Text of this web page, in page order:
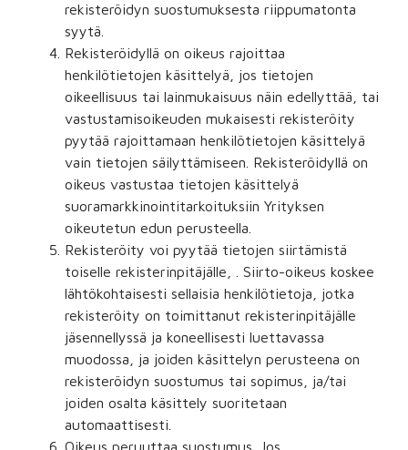
rekisteröidyn suostumuksesta riippumatonta
syytä.
Rekisteröidyllä on oikeus rajoittaa
henkilötietojen käsittelyä, jos tietojen
oikeellisuus tai lainmukaisuus näin edellyttää, tai
vastustamisoikeuden mukaisesti rekisteröity
pyytää rajoittamaan henkilötietojen käsittelyä
vain tietojen säilyttämiseen. Rekisteröidyllä on
oikeus vastustaa tietojen käsittelyä
suoramarkkinointitarkoituksiin Yrityksen
oikeutetun edun perusteella.
Rekisteröity voi pyytää tietojen siirtämistä
toiselle rekisterinpitäjälle, . Siirto-oikeus koskee
lähtökohtaisesti sellaisia henkilötietoja, jotka
rekisteröity on toimittanut rekisterinpitäjälle
jäsennellyssä ja koneellisesti luettavassa
muodossa, ja joiden käsittelyn perusteena on
rekisteröidyn suostumus tai sopimus, ja/tai
joiden osalta käsittely suoritetaan
automaattisesti.
Oikeus peruuttaa suostumus. Jos